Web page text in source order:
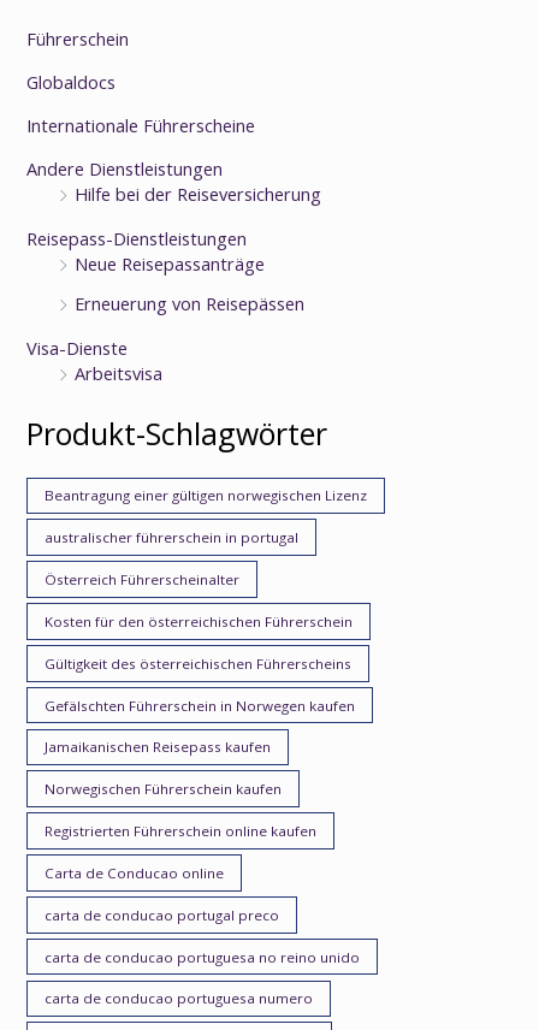
Führerschein
Globaldocs
Internationale Führerscheine
Andere Dienstleistungen
Hilfe bei der Reiseversicherung
Reisepass-Dienstleistungen
Neue Reisepassanträge
Erneuerung von Reisepässen
Visa-Dienste
Arbeitsvisa
Produkt-Schlagwörter
Beantragung einer gültigen norwegischen Lizenz
australischer führerschein in portugal
Österreich Führerscheinalter
Kosten für den österreichischen Führerschein
Gültigkeit des österreichischen Führerscheins
Gefälschten Führerschein in Norwegen kaufen
Jamaikanischen Reisepass kaufen
Norwegischen Führerschein kaufen
Registrierten Führerschein online kaufen
Carta de Conducao online
carta de conducao portugal preco
carta de conducao portuguesa no reino unido
carta de conducao portuguesa numero